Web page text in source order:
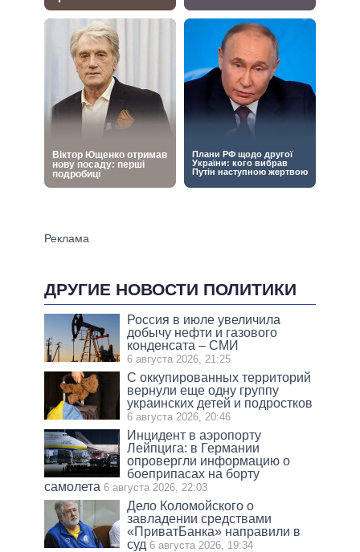
ДРУГИЕ НОВОСТИ ПОЛИТИКИ
Россия в июле увеличила
добычу нефти и газового
конденсата – СМИ
6 августа 2026, 21:25
С оккупированных территорий
вернули еще одну группу
украинских детей и подростков
6 августа 2026, 20:46
Инцидент в аэропорту
Лейпцига: в Германии
опровергли информацию о
боеприпасах на борту
самолета 6 августа 2026, 22:03
Дело Коломойского о
завладении средствами
«ПриватБанка» направили в
суд 6 августа 2026, 19:34